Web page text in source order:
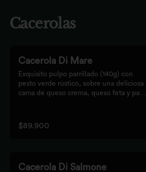
Cacerolas
Cacerola Di Mare
Exquisito pulpo parrillado (140g) con
pesto verde rústico, sobre una deliciosa
cama de queso crema, queso feta y papa.
$89.900
Cacerola Di Salmone